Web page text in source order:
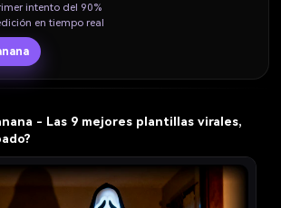
intento del 90%
en tiempo real
- Las 9 mejores plantillas virales,